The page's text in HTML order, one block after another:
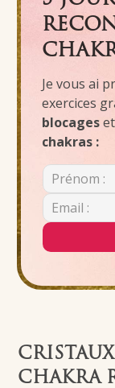
Je vous ai
exercices
blocageset
chakras :
CHAKRA